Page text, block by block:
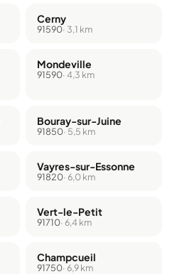
Cerny
91590· 3,1 km
Mondeville
91590· 4,3 km
Bouray-sur-Juine
91850· 5,5 km
Vayres-sur-Essonne
91820· 6,0 km
Vert-le-Petit
91710· 6,4 km
Champcueil
91750· 6,9 km